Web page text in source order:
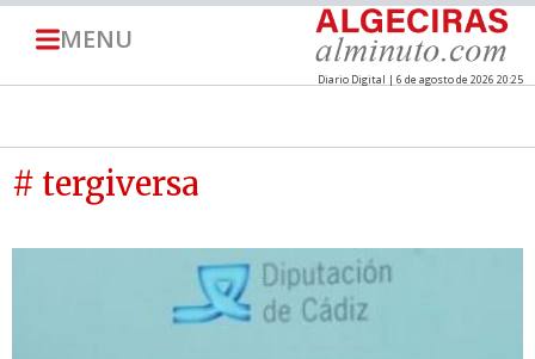
MENU
Diario Digital | 6 de agosto de 2026 20:25
# tergiversa